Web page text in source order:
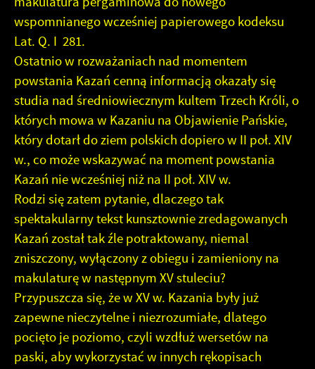
wspomnianego wcześniej papierowego kodeksu
Lat. Q. I 281.
Ostatnio w rozważaniach nad momentem
powstania Kazań cenną informacją okazały się
studia nad średniowiecznym kultem Trzech Króli, o
których mowa w Kazaniu na Objawienie Pańskie,
który dotarł do ziem polskich dopiero w II poł. XIV
w., co może wskazywać na moment powstania
Kazań nie wcześniej niż na II poł. XIV w.
Rodzi się zatem pytanie, dlaczego tak
spektakularny tekst kunsztownie zredagowanych
Kazań został tak źle potraktowany, niemal
zniszczony, wyłączony z obiegu i zamieniony na
makulaturę w następnym XV stuleciu?
Przypuszcza się, że w XV w. Kazania były już
zapewne nieczytelne i niezrozumiałe, dlatego
pocięto je poziomo, czyli wzdłuż wersetów na
paski, aby wykorzystać w innych rękopisach